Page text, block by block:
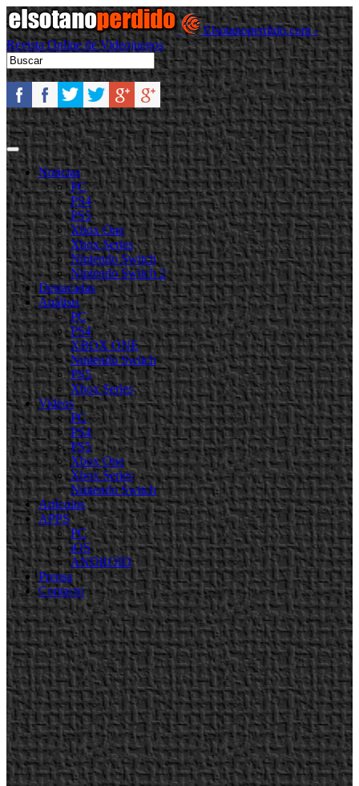
Elsotanoperdido.com -
Revista Online de Videojuegos
Noticias
PC
PS4
PS5
Xbox One
Xbox Series
Nintendo Switch
Nintendo Switch 2
Destacadas
Análisis
PC
PS4
XBOX ONE
Nintendo Switch
PS5
Xbox Series
Videos
PC
PS4
PS5
Xbox One
Xbox Series
Nintendo Switch
Artículos
APPS
PC
iOS
ANDROID
Prensa
Contacto